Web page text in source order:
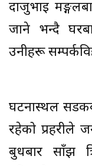
दाजुभाइ
जाने भन्दै
उनीहरू
घटनास्थल
रहेको प्रहरीले
बुधबार साँझ